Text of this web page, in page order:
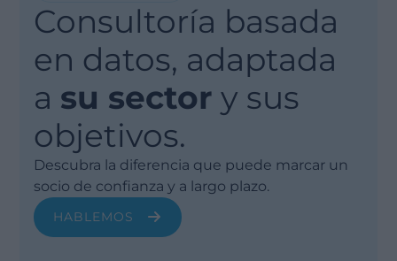
Consultoría basada
en datos, adaptada
a su sector y sus
objetivos.
Descubra la diferencia que puede marcar un
socio de confianza y a largo plazo.
HABLEMOS